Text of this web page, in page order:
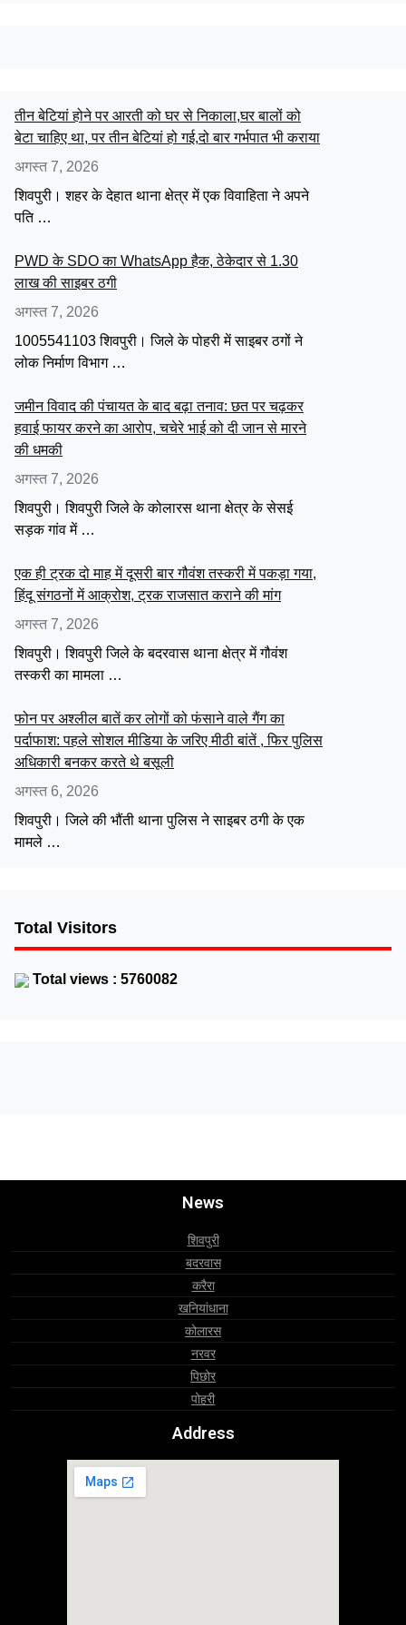
तीन बेटियां होने पर आरती को घर से निकाला,घर बालों को
बेटा चाहिए था, पर तीन बेटियां हो गई,दो बार गर्भपात भी कराया
अगस्त 7, 2026
शिवपुरी। शहर के देहात थाना क्षेत्र में एक विवाहिता ने अपने
पति …
PWD के SDO का WhatsApp हैक, ठेकेदार से 1.30
लाख की साइबर ठगी
अगस्त 7, 2026
1005541103 शिवपुरी। जिले के पोहरी में साइबर ठगों ने
लोक निर्माण विभाग …
जमीन विवाद की पंचायत के बाद बढ़ा तनाव: छत पर चढ़कर
हवाई फायर करने का आरोप, चचेरे भाई को दी जान से मारने
की धमकी
अगस्त 7, 2026
शिवपुरी। शिवपुरी जिले के कोलारस थाना क्षेत्र के सेसई
सड़क गांव में …
एक ही ट्रक दो माह में दूसरी बार गौवंश तस्करी में पकड़ा गया,
हिंदू संगठनों में आक्रोश, ट्रक राजसात कराने की मांग
अगस्त 7, 2026
शिवपुरी। शिवपुरी जिले के बदरवास थाना क्षेत्र में गौवंश
तस्करी का मामला …
फोन पर अश्लील बातें कर लोगों को फंसाने वाले गैंग का
पर्दाफाश: पहले सोशल मीडिया के जरिए मीठी बांतें , फिर पुलिस
अधिकारी बनकर करते थे बसूली
अगस्त 6, 2026
शिवपुरी। जिले की भौंती थाना पुलिस ने साइबर ठगी के एक
मामले …
Total Visitors
Total views : 5760082
News
शिवपुरी
बदरवास
करैरा
खनियांधाना
कोलारस
नरवर
पिछोर
पोहरी
Address